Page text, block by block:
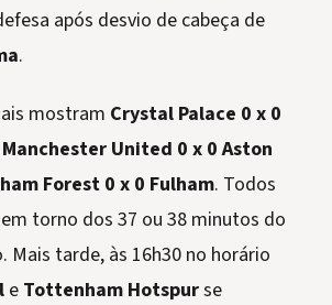
após desvio de cabeça de
.
mostram Crystal Palace 0 x 0
Manchester United 0 x 0 Aston
Forest 0 x 0 Fulham. Todos
torno dos 37 ou 38 minutos do
Mais tarde, às 16h30 no horário
e Tottenham Hotspurse